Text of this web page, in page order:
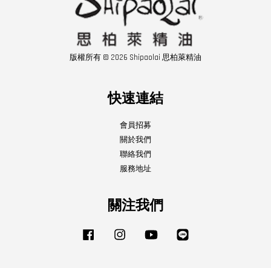
版權所有 © 2026 Shipaolai 思柏萊精油
快速連結
會員招募
關於我們
聯絡我們
服務地址
關注我們
Facebook Instagram YouTube